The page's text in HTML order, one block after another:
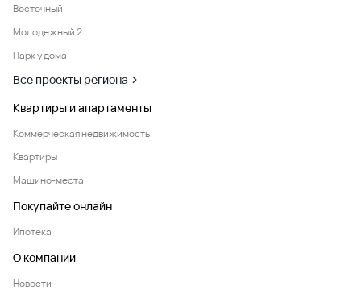
Восточный
Молодежный 2
Парк у дома
Все проекты региона
Квартиры и апартаменты
Коммерческая недвижимость
Квартиры
Машино-места
Покупайте онлайн
Ипотека
О компании
Новости